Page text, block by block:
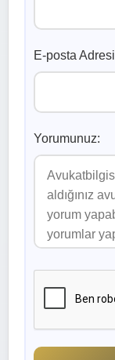
E-posta
Yorumunuz: